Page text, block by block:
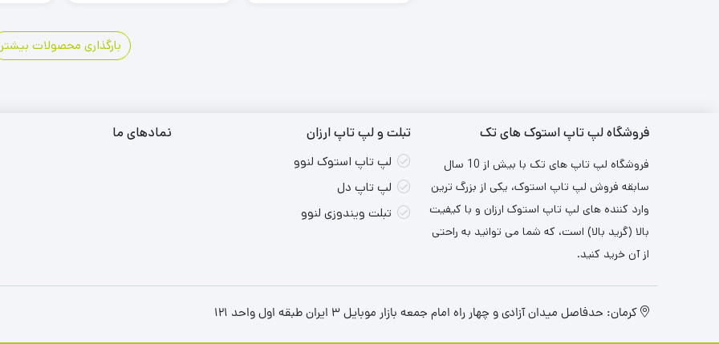
4
…
20
بارگذاری محصولات بیشتر
فروشگاه لپ تاپ استوک های تک
فروشگاه لپ تاپ های تک با بیش از 10 سال
سابقه فروش لپ تاپ استوک، یکی از بزرگ ترین
وارد کننده های لپ تاپ استوک ارزان و با کیفیت
بالا (گرید بالا) است، که شما می توانید به راحتی
از آن خرید کنید.
تبلت و لپ تاپ ارزان
لپ تاپ استوک لنوو
لپ تاپ دل
تبلت ویندوزی لنوو
نمادهای ما
کرمان: حدفاصل میدان آزادی و چهار راه امام جمعه بازار موبایل ۳ ایران طبقه اول واحد ۱۲۱